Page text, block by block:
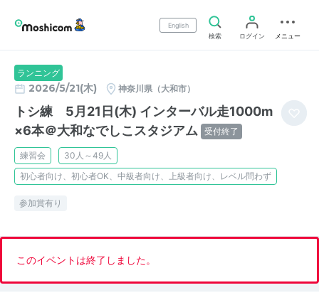
English
検索
ログイン メニュー
ランニング
2026/5/21(木) 神奈川県（大和市）
トシ練 5月21日(木) インターバル走1000m
×6本＠大和なでしこスタジアム
受付終了
練習会
30人～49人
初心者向け、初心者OK、中級者向け、上級者向け、レベル問わず
参加賞有り
このイベントは終了しました。